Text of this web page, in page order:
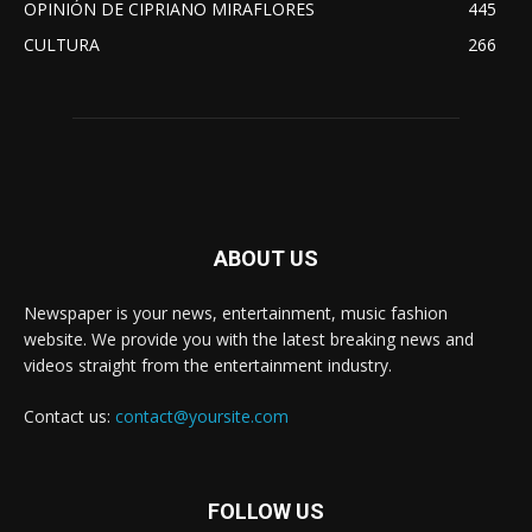
OPINIÓN DE CIPRIANO MIRAFLORES
445
CULTURA
266
ABOUT US
Newspaper is your news, entertainment, music fashion
website. We provide you with the latest breaking news and
videos straight from the entertainment industry.
Contact us: contact@yoursite.com
FOLLOW US